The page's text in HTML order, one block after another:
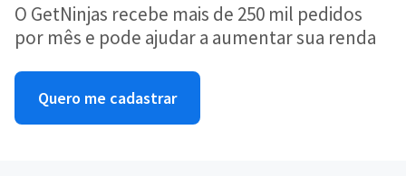
O GetNinjas recebe mais de 250 mil pedidos
por mês e pode ajudar a aumentar sua renda
Quero me cadastrar